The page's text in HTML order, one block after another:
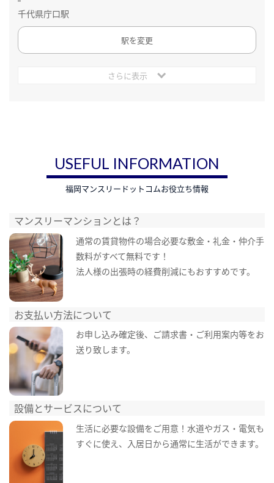
千代県庁口駅
駅を変更
さらに表示
USEFUL INFORMATION
福岡マンスリードットコムお役立ち情報
マンスリーマンションとは？
通常の賃貸物件の場合必要な敷金・礼金・仲介手
数料がすべて無料です！
法人様の出張時の経費削減にもおすすめです。
お支払い方法について
お申し込み確定後、ご請求書・ご利用案内等をお
送り致します。
設備とサービスについて
生活に必要な設備をご用意！水道やガス・電気も
すぐに使え、入居日から通常に生活ができます。